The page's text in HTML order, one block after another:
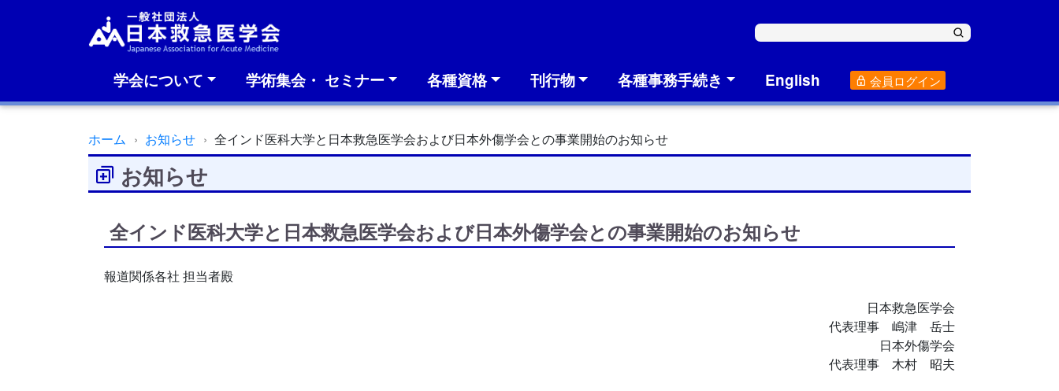
学会について 学術集会・ セミナー 各種資格 刊行物 各種事務手続き English 会員ログイン
ホーム お知らせ 全インド医科大学と日本救急医学会および日本外傷学会との事業開始のお知らせ
お知らせ
全インド医科大学と日本救急医学会および日本外傷学会との事業開始のお知らせ
報道関係各社 担当者殿
日本救急医学会
代表理事 嶋津 岳士
日本外傷学会
代表理事 木村 昭夫